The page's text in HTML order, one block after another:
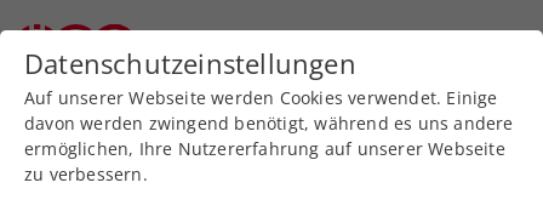
Zurück zur Newsübersicht
Turniere
Datenschutzeinstellungen
Auf unserer Webseite werden Cookies verwendet. Einige
davon werden zwingend benötigt, während es uns andere
ermöglichen, Ihre Nutzererfahrung auf unserer Webseite
zu verbessern.